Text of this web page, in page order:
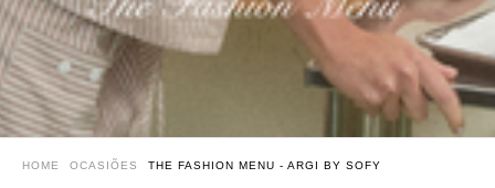
HOME OCASIÕES THE FASHION MENU - ARGI BY SOFY